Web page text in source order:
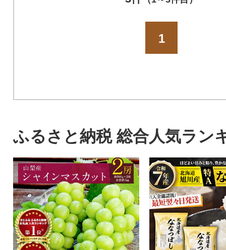
1
ふるさと納税 総合人気ラン